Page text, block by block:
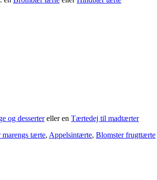
og dessertereller en Tærtedej til madtærter
marengs tærte, Appelsintærte, Blomster frugttærte